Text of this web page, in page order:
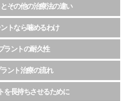
その他の治療法の違い
トなら噛めるわけ
ラントの耐久性
ント治療の流れ
を長持ちさせるために